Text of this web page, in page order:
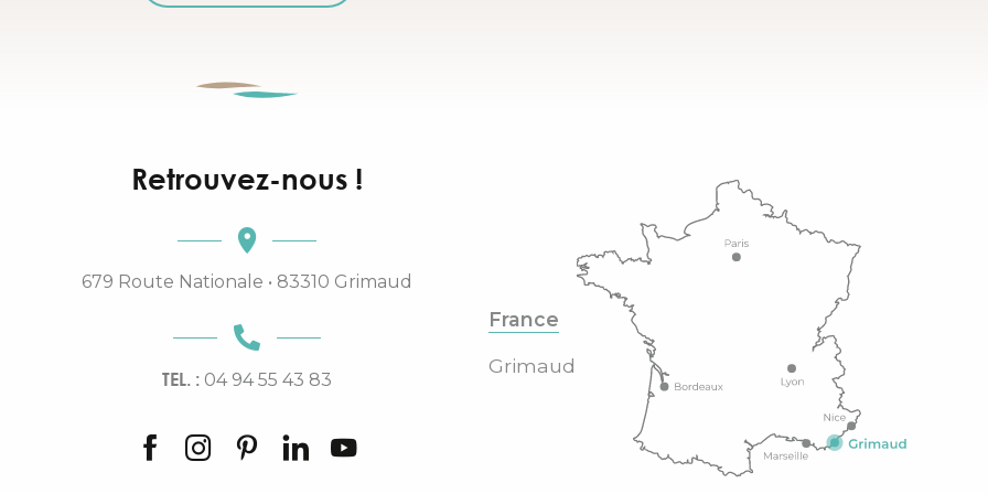
Retrouvez-nous !
679 Route Nationale • 83310 Grimaud
TEL. : 04 94 55 43 83
France
Grimaud